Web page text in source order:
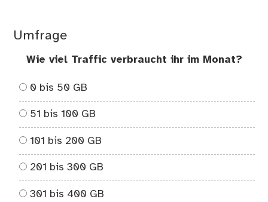
Umfrage
Wie viel Traffic verbraucht ihr im Monat?
0 bis 50 GB
51 bis 100 GB
101 bis 200 GB
201 bis 300 GB
301 bis 400 GB